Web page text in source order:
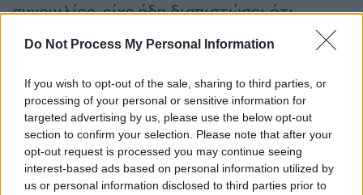
Do Not Process My Personal Information
If you wish to opt-out of the sale, sharing to third parties, or
processing of your personal or sensitive information for
targeted advertising by us, please use the below opt-out
section to confirm your selection. Please note that after your
opt-out request is processed you may continue seeing
interest-based ads based on personal information utilized by
us or personal information disclosed to third parties prior to
συνομιλίες, είχε ήδη διαπιστώσει ότι
Αμπνεραχμάν Αμπνεσλάμ, ένας 73χρονος
γεννημένος στοΜαρόκοπου ζει στις
Βρυξέλλες.